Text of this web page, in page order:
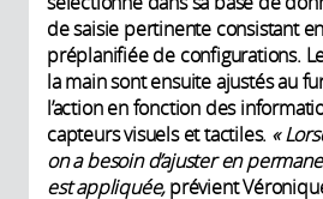
de saisie pertinente consistant
préplanifiée de configurations.
la main sont ensuite ajustés au
l’action en fonction des
capteurs visuels et tactiles. «
on a besoin d’ajuster en
est appliquée,prévient